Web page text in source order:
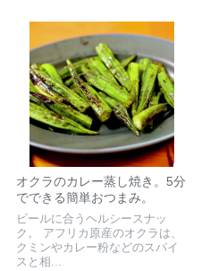
オクラのカレー蒸し焼き。5分
でできる簡単おつまみ。
ビールに合うヘルシースナッ
ク。 アフリカ原産のオクラは、
クミンやカレー粉などのスパイ
スと相...